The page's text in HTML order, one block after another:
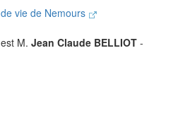
vie de Nemours
M. Jean Claude BELLIOT -